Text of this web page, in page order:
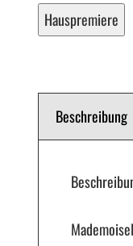
Hauspremiere
Beschreibung